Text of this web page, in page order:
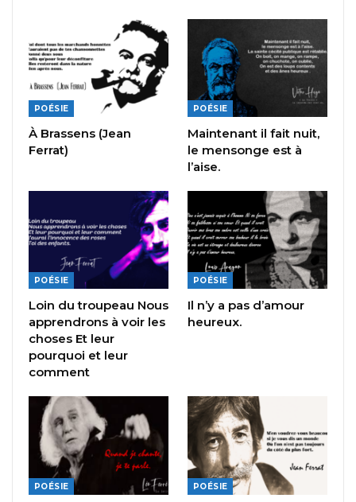
POÉSIE
À Brassens (Jean
Ferrat)
POÉSIE
Maintenant il fait nuit,
le mensonge est à
l’aise.
POÉSIE
Loin du troupeau Nous
apprendrons à voir les
choses Et leur
pourquoi et leur
comment
POÉSIE
Il n’y a pas d’amour
heureux.
POÉSIE POÉSIE